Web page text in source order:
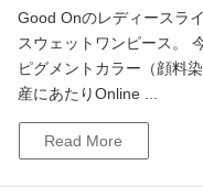
Good Onのレディースラ
スウェットワンピース。
ピグメントカラー（顔料
産にあたりOnline ...
Read More